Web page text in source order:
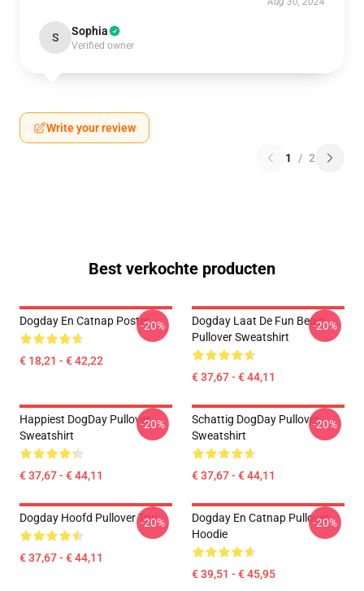
S Sophia
Verified owner
Write your review
1 / 2
Best verkochte producten
Dogday En Catnap Poster
€ 18,21 - € 42,22
-20%
Dogday Laat De Fun Begin
Pullover Sweatshirt
€ 37,67 - € 44,11
-20%
Happiest DogDay Pullover
Sweatshirt
€ 37,67 - € 44,11
-20%
Schattig DogDay Pullover
Sweatshirt
€ 37,67 - € 44,11
-20%
Dogday Hoofd Pullover Trui
€ 37,67 - € 44,11
-20%
Dogday En Catnap Pullover
Hoodie
€ 39,51 - € 45,95
-20%